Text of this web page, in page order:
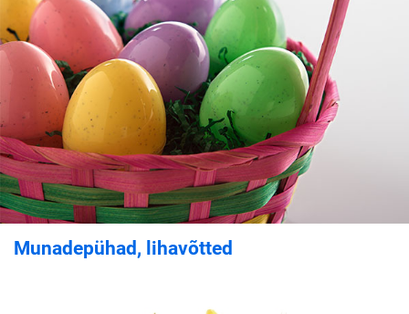
Munadepühad, lihavõtted